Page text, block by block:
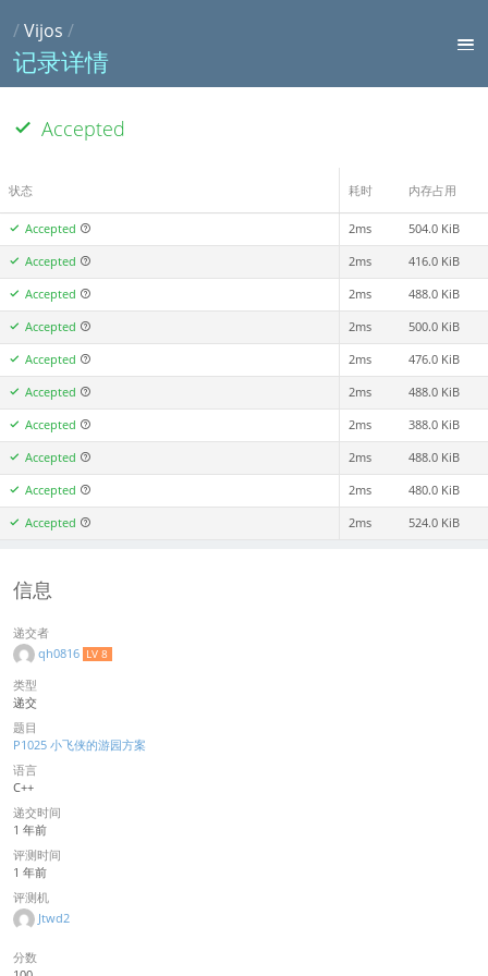
/Vijos /
记录详情
Accepted
状态 耗时 内存占用
Accepted 2ms 504.0 KiB
Accepted 2ms 416.0 KiB
Accepted 2ms 488.0 KiB
Accepted 2ms 500.0 KiB
Accepted 2ms 476.0 KiB
Accepted 2ms 488.0 KiB
Accepted 2ms 388.0 KiB
Accepted 2ms 488.0 KiB
Accepted 2ms 480.0 KiB
Accepted 2ms 524.0 KiB
信息
递交者
qh0816 LV 8
类型
递交
题目
P1025 小飞侠的游园方案
语言
C++
递交时间
1 年前
评测时间
1 年前
评测机
Jtwd2
分数